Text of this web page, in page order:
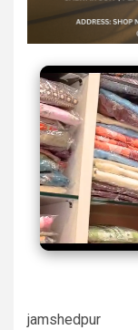
jamshedpur